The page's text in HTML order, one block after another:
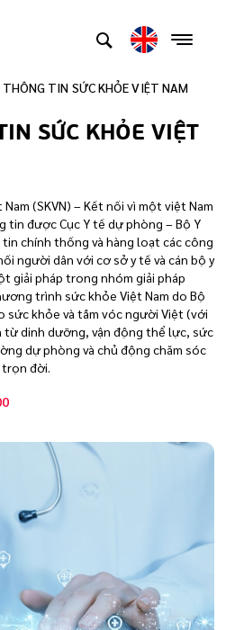
TIN SỨC KHỎE VIỆT NAM
SỨC KHỎE VIỆT
(SKVN) – Kết nối vì một việt Nam
tin được Cục Y tế dự phòng – Bộ Y
chính thống và hàng loạt các công
người dân với cơ sở y tế và cán bộ y
giải pháp trong nhóm giải pháp
trình sức khỏe Việt Nam do Bộ
sức khỏe và tầm vóc người Việt (với
từ dinh dưỡng, vận động thể lực, sức
dự phòng và chủ động chăm sóc
đời.